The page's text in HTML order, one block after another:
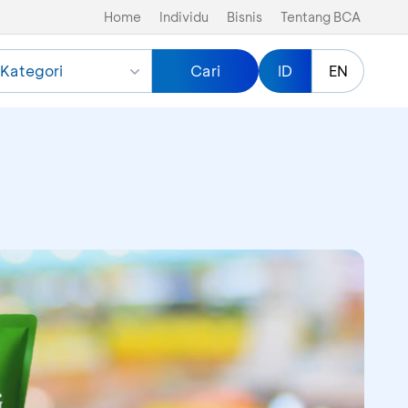
Home Individu Bisnis Tentang BCA
Kategori Cari ID EN